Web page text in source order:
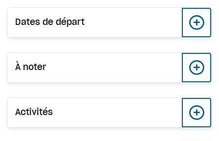
Dates de départ
À noter
Activités